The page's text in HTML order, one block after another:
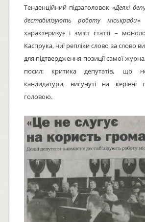
Тенденційний підзаголовок «Деякі
дестабілізують роботу міськради»
характеризує і зміст статті –
Каспрука, чиї репліки слово за слово
для підтвердження позиції самої
посил: критика депутатів, що
кандидатури, висунуті на керівні
головою.